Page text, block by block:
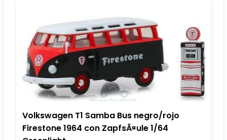
Volkswagen T1 Samba Bus negro/rojo
Firestone 1964 con ZapfsÃ¤ule 1/64